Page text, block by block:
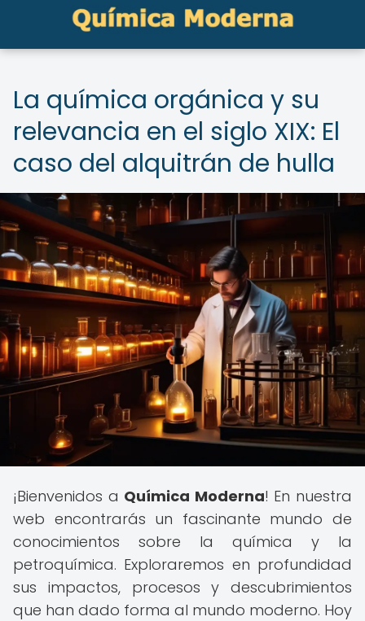
La química orgánica y su
relevancia en el siglo XIX: El
caso del alquitrán de hulla
¡Bienvenidos a Química Moderna! En nuestra
web encontrarás un fascinante mundo de
conocimientos sobre la química y la
petroquímica. Exploraremos en profundidad
sus impactos, procesos y descubrimientos
que han dado forma al mundo moderno. Hoy